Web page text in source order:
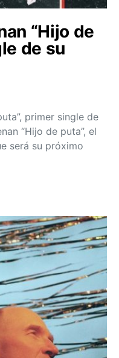
“Hijo de
de su
primer single de
“Hijo de puta”, el
será su próximo